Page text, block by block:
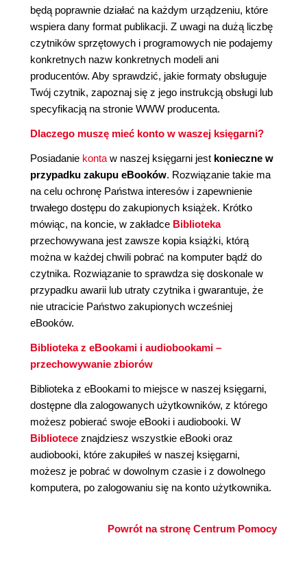
będą poprawnie działać na każdym urządzeniu, które
wspiera dany format publikacji. Z uwagi na dużą liczbę
czytników sprzętowych i programowych nie podajemy
konkretnych nazw konkretnych modeli ani
producentów. Aby sprawdzić, jakie formaty obsługuje
Twój czytnik, zapoznaj się z jego instrukcją obsługi lub
specyfikacją na stronie WWW producenta.
Dlaczego muszę mieć konto w waszej księgarni?
Posiadanie konta w naszej księgarni jest konieczne w
przypadku zakupu eBooków. Rozwiązanie takie ma
na celu ochronę Państwa interesów i zapewnienie
trwałego dostępu do zakupionych książek. Krótko
mówiąc, na koncie, w zakładce Biblioteka
przechowywana jest zawsze kopia książki, którą
można w każdej chwili pobrać na komputer bądź do
czytnika. Rozwiązanie to sprawdza się doskonale w
przypadku awarii lub utraty czytnika i gwarantuje, że
nie utracicie Państwo zakupionych wcześniej
eBooków.
Biblioteka z eBookami i audiobookami –
przechowywanie zbiorów
Biblioteka z eBookami to miejsce w naszej księgarni,
dostępne dla zalogowanych użytkowników, z którego
możesz pobierać swoje eBooki i audiobooki. W
Bibliotece znajdziesz wszystkie eBooki oraz
audiobooki, które zakupiłeś w naszej księgarni,
możesz je pobrać w dowolnym czasie i z dowolnego
komputera, po zalogowaniu się na konto użytkownika.
Powrót na stronę Centrum Pomocy